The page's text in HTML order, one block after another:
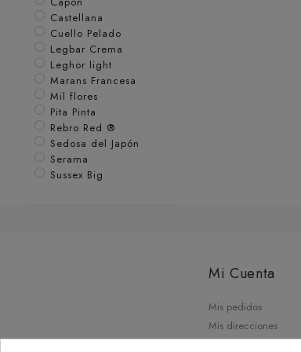
Castellana
Cuello Pelado
Legbar Crema
Leghor light
Marans Francesa
Mil flores
Pita Pinta
Rebro Red ®
Sedosa del Japón
Serama
Sussex Big
Mi Cuenta
Mis pedidos
Mis direcciones
Mis datos personales